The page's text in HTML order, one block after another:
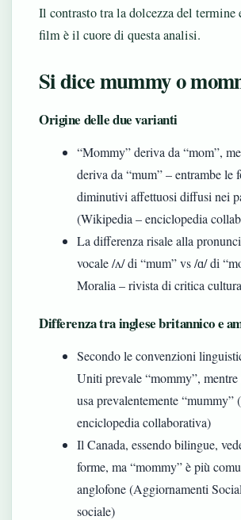
Il contrasto tra la dolcezza del termine
film è il cuore di questa analisi.
Si dice mummy o
Origine delle due varianti
“Mommy” deriva da “mom”,
deriva da “mum” – entrambe le
diminutivi affettuosi diffusi nei
(Wikipedia – enciclopedia
La differenza risale alla
vocale /ʌ/ di “mum” vs /ɑ/ di
Moralia – rivista di critica
Differenza tra inglese britannico e
Secondo le convenzioni
Uniti prevale “mommy”,
usa prevalentemente
enciclopedia collaborativa)
Il Canada, essendo bilingue,
forme, ma “mommy” è più
anglofone (Aggiornamenti
sociale)